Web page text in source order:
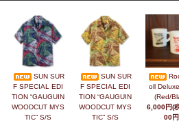
SUN SUR
F SPECIAL EDI
TION “GAUGUIN
WOODCUT MYS
TIC” S/S
SUN SUR
F SPECIAL EDI
TION “GAUGUIN
WOODCUT MYS
TIC” S/S
oll
(Red/
6,000円(
00